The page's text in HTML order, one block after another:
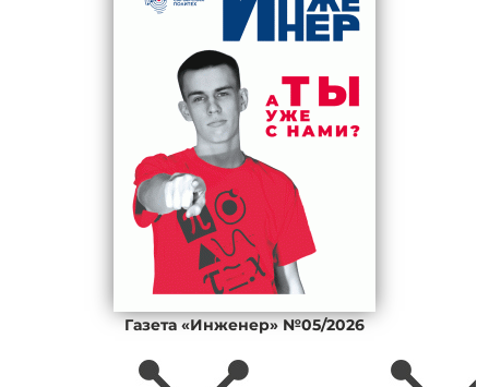
Газета «Инженер» №05/2026